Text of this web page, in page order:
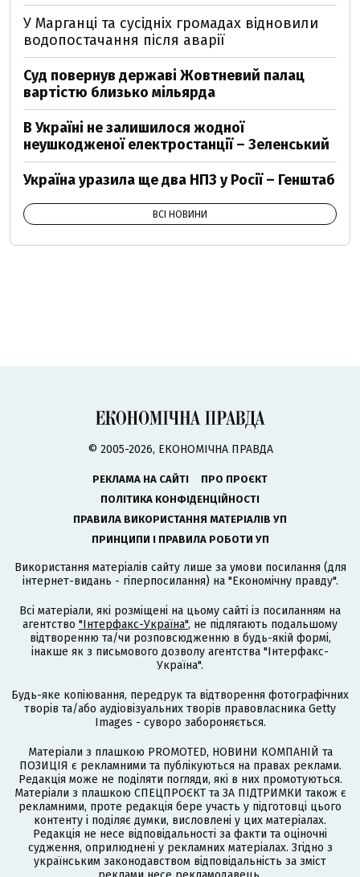
У Марганці та сусідніх громадах відновили
водопостачання після аварії
Суд повернув державі Жовтневий палац
вартістю близько мільярда
В Україні не залишилося жодної
неушкодженої електростанції – Зеленський
Україна уразила ще два НПЗ у Росії – Генштаб
ВСІ НОВИНИ
© 2005-2026, ЕКОНОМІЧНА ПРАВДА
РЕКЛАМА НА САЙТІ
ПРО ПРОЄКТ
ПОЛІТИКА КОНФІДЕНЦІЙНОСТІ
ПРАВИЛА ВИКОРИСТАННЯ МАТЕРІАЛІВ УП
ПРИНЦИПИ І ПРАВИЛА РОБОТИ УП
Використання матеріалів сайту лише за умови посилання (для
інтернет-видань - гіперпосилання) на "Економічну правду".
Всі матеріали, які розміщені на цьому сайті із посиланням на
агентство "Інтерфакс-Україна", не підлягають подальшому
відтворенню та/чи розповсюдженню в будь-якій формі,
інакше як з письмового дозволу агентства "Інтерфакс-
Україна".
Будь-яке копіювання, передрук та відтворення фотографічних
творів та/або аудіовізуальних творів правовласника Getty
Images - суворо забороняється.
Матеріали з плашкою PROMOTED, НОВИНИ КОМПАНІЙ та
ПОЗИЦІЯ є рекламними та публікуються на правах реклами.
Редакція може не поділяти погляди, які в них промотуються.
Матеріали з плашкою СПЕЦПРОЄКТ та ЗА ПІДТРИМКИ також є
рекламними, проте редакція бере участь у підготовці цього
контенту і поділяє думки, висловлені у цих матеріалах.
Редакція не несе відповідальності за факти та оціночні
судження, оприлюднені у рекламних матеріалах. Згідно з
українським законодавством відповідальність за зміст